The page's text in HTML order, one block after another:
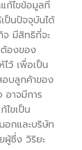
ก้ไขข้อมูลที่
ป็นปัจจุบันได้
จ มีสิทธิที่จะ
องของ
ว้ เพื่อเป็น
บลูกค้าของ
อาจมีการ
ไขเป็น
กและบริษัท
ผู้ซึ่ง วิริยะ